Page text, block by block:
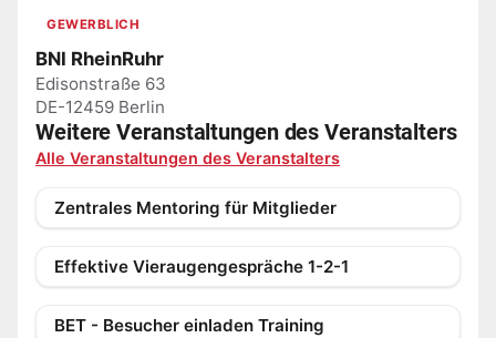
GEWERBLICH
BNI RheinRuhr
Edisonstraße 63
DE-12459 Berlin
Weitere Veranstaltungen des Veranstalters
Alle Veranstaltungen des Veranstalters
Zentrales Mentoring für Mitglieder
Effektive Vieraugengespräche 1-2-1
BET - Besucher einladen Training